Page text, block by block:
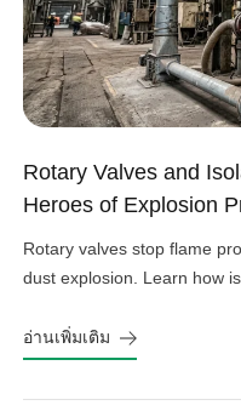
Rotary Valves and
Heroes of Explosion
Rotary valves stop flame
dust explosion. Learn how
อ่านเพิ่มเติม